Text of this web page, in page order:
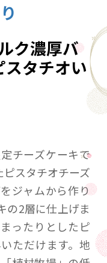
ク濃厚バ
タチオい
チーズケーキで
スタチオチーズ
ジャムから作り
の2層に仕上げま
ったりとしたピ
ただけます。地